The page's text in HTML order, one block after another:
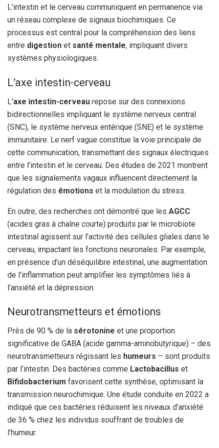
L’intestin et le cerveau communiquent en permanence via
un réseau complexe de signaux biochimiques. Ce
processus est central pour la compréhension des liens
entre digestion et santé mentale, impliquant divers
systèmes physiologiques.
L’axe intestin-cerveau
L’axe intestin-cerveau repose sur des connexions
bidirectionnelles impliquant le système nerveux central
(SNC), le système nerveux entérique (SNE) et le système
immunitaire. Le nerf vague constitue la voie principale de
cette communication, transmettant des signaux électriques
entre l’intestin et le cerveau. Des études de 2021 montrent
que les signalements vagaux influencent directement la
régulation des émotions et la modulation du stress.
En outre, des recherches ont démontré que les AGCC
(acides gras à chaîne courte) produits par le microbiote
intestinal agissent sur l’activité des cellules gliales dans le
cerveau, impactant les fonctions neuronales. Par exemple,
en présence d’un déséquilibre intestinal, une augmentation
de l’inflammation peut amplifier les symptômes liés à
l’anxiété et la dépression.
Neurotransmetteurs et émotions
Près de 90 % de la sérotonine et une proportion
significative de GABA (acide gamma-aminobutyrique) – des
neurotransmetteurs régissant les humeurs – sont produits
par l’intestin. Des bactéries comme Lactobacillus et
Bifidobacterium favorisent cette synthèse, optimisant la
transmission neurochimique. Une étude conduite en 2022 a
indiqué que ces bactéries réduisent les niveaux d’anxiété
de 36 % chez les individus souffrant de troubles de
l’humeur.